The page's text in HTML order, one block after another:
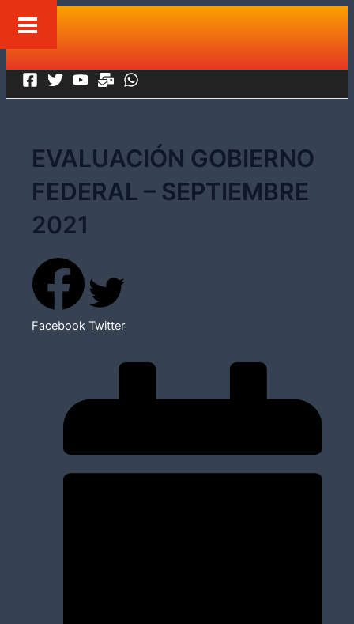
contenido
EVALUACIÓN GOBIERNO
FEDERAL – SEPTIEMBRE
2021
Facebook Twitter